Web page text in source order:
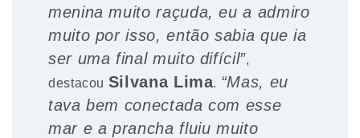
menina muito raçuda, eu a admiro
muito por isso, então sabia que ia
ser uma final muito difícil”,
destacou Silvana Lima. “Mas, eu
tava bem conectada com esse
mar e a prancha fluiu muito